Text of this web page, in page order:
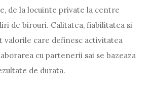
de la locuinte private la centre
de birouri. Calitatea, fiabilitatea si
valorile care definesc activitatea
cu partenerii sai se bazeaza
de durata.